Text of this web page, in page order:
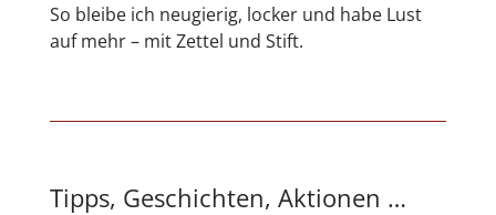
So bleibe ich neugierig, locker und habe Lust
auf mehr – mit Zettel und Stift.
Tipps, Geschichten, Aktionen …